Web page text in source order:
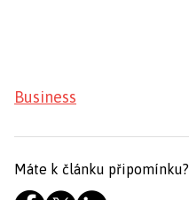
Business
Máte k článku připomínku?